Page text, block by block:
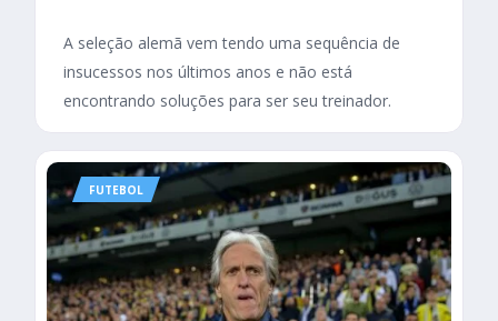
A seleção alemã vem tendo uma sequência de
insucessos nos últimos anos e não está
encontrando soluções para ser seu treinador.
FUTEBOL